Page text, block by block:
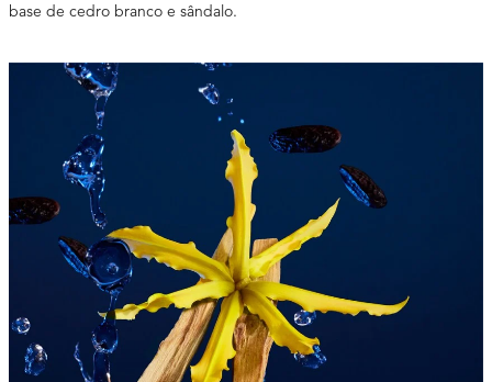
base de cedro branco e sândalo.